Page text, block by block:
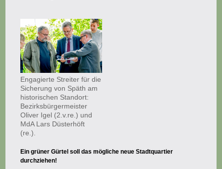
Engagierte Streiter für die
Sicherung von Späth am
historischen Standort:
Bezirksbürgermeister
Oliver Igel (2.v.re.) und
MdA Lars Düsterhöft
(re.).
Ein grüner Gürtel soll das mögliche neue Stadtquartier
durchziehen!